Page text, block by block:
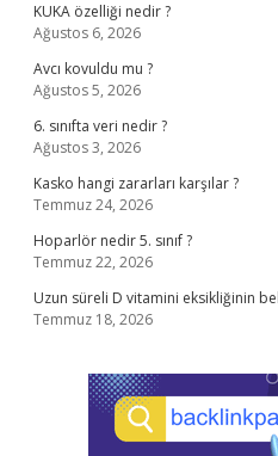
KUKA özelliği nedir ?
Ağustos 6, 2026
Avcı kovuldu mu ?
Ağustos 5, 2026
6. sınıfta veri nedir ?
Ağustos 3, 2026
Kasko hangi zararları karşılar ?
Temmuz 24, 2026
Hoparlör nedir 5. sınıf ?
Temmuz 22, 2026
Uzun süreli D vitamini eksikliğinin
Temmuz 18, 2026